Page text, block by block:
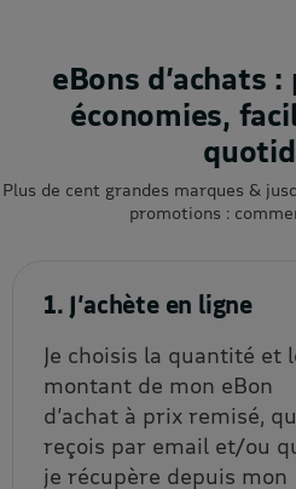
eBons d’achats
économies,
Plus de cent grandes marques &
promotions :
1. J’achète en ligne
Je choisis la quantité et
montant de mon eBon
d’achat à prix remisé,
reçois par email et/ou
je récupère depuis mon